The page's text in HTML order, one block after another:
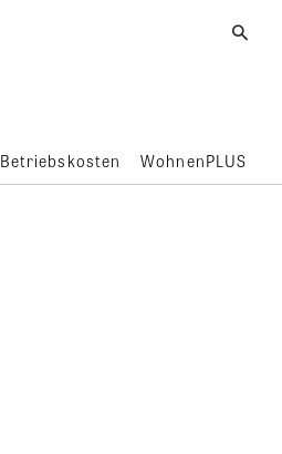
Betriebskosten WohnenPLUS